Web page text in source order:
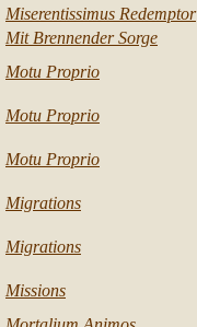
Miserentissimus Redemptor
Mit Brennender Sorge
Motu Proprio
Motu Proprio
Motu Proprio
Migrations
Migrations
Missions